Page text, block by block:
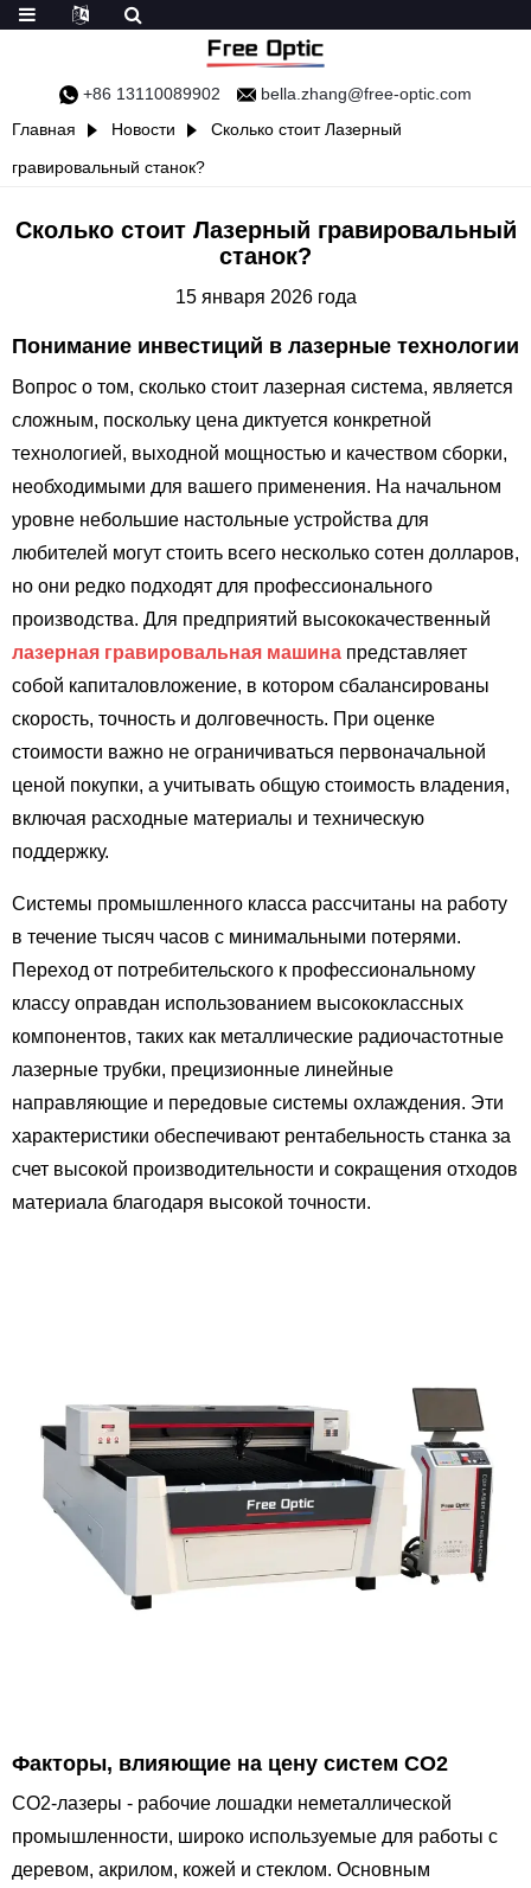
+86 13110089902
bella.zhang@free-optic.com
Главная
Новости
Сколько стоит Лазерный
гравировальный станок?
Сколько стоит Лазерный гравировальный
станок?
15 января 2026 года
Понимание инвестиций в лазерные технологии
Вопрос о том, сколько стоит лазерная система, является
сложным, поскольку цена диктуется конкретной
технологией, выходной мощностью и качеством сборки,
необходимыми для вашего применения. На начальном
уровне небольшие настольные устройства для
любителей могут стоить всего несколько сотен долларов,
но они редко подходят для профессионального
производства. Для предприятий высококачественный
лазерная гравировальная машина представляет
собой капиталовложение, в котором сбалансированы
скорость, точность и долговечность. При оценке
стоимости важно не ограничиваться первоначальной
ценой покупки, а учитывать общую стоимость владения,
включая расходные материалы и техническую
поддержку.
Системы промышленного класса рассчитаны на работу
в течение тысяч часов с минимальными потерями.
Переход от потребительского к профессиональному
классу оправдан использованием высококлассных
компонентов, таких как металлические радиочастотные
лазерные трубки, прецизионные линейные
направляющие и передовые системы охлаждения. Эти
характеристики обеспечивают рентабельность станка за
счет высокой производительности и сокращения отходов
материала благодаря высокой точности.
Факторы, влияющие на цену систем CO2
CO2-лазеры - рабочие лошадки неметаллической
промышленности, широко используемые для работы с
деревом, акрилом, кожей и стеклом. Основным